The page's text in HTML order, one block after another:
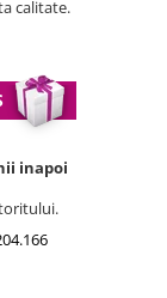
calitate.
inapoi